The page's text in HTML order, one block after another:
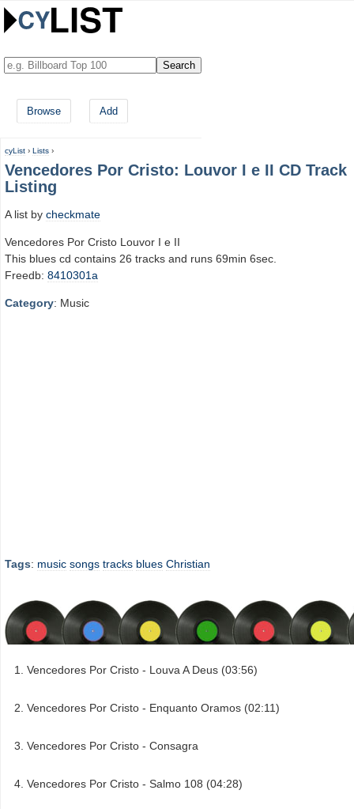
Browse Add
cyList › Lists ›
Vencedores Por Cristo: Louvor I e II CD Track
Listing
A list by checkmate
Vencedores Por Cristo Louvor I e II
This blues cd contains 26 tracks and runs 69min 6sec.
Freedb: 8410301a
Category: Music
Tags: music songs tracks blues Christian
Vencedores Por Cristo - Louva A Deus (03:56)
Vencedores Por Cristo - Enquanto Oramos (02:11)
Vencedores Por Cristo - Consagra
Vencedores Por Cristo - Salmo 108 (04:28)